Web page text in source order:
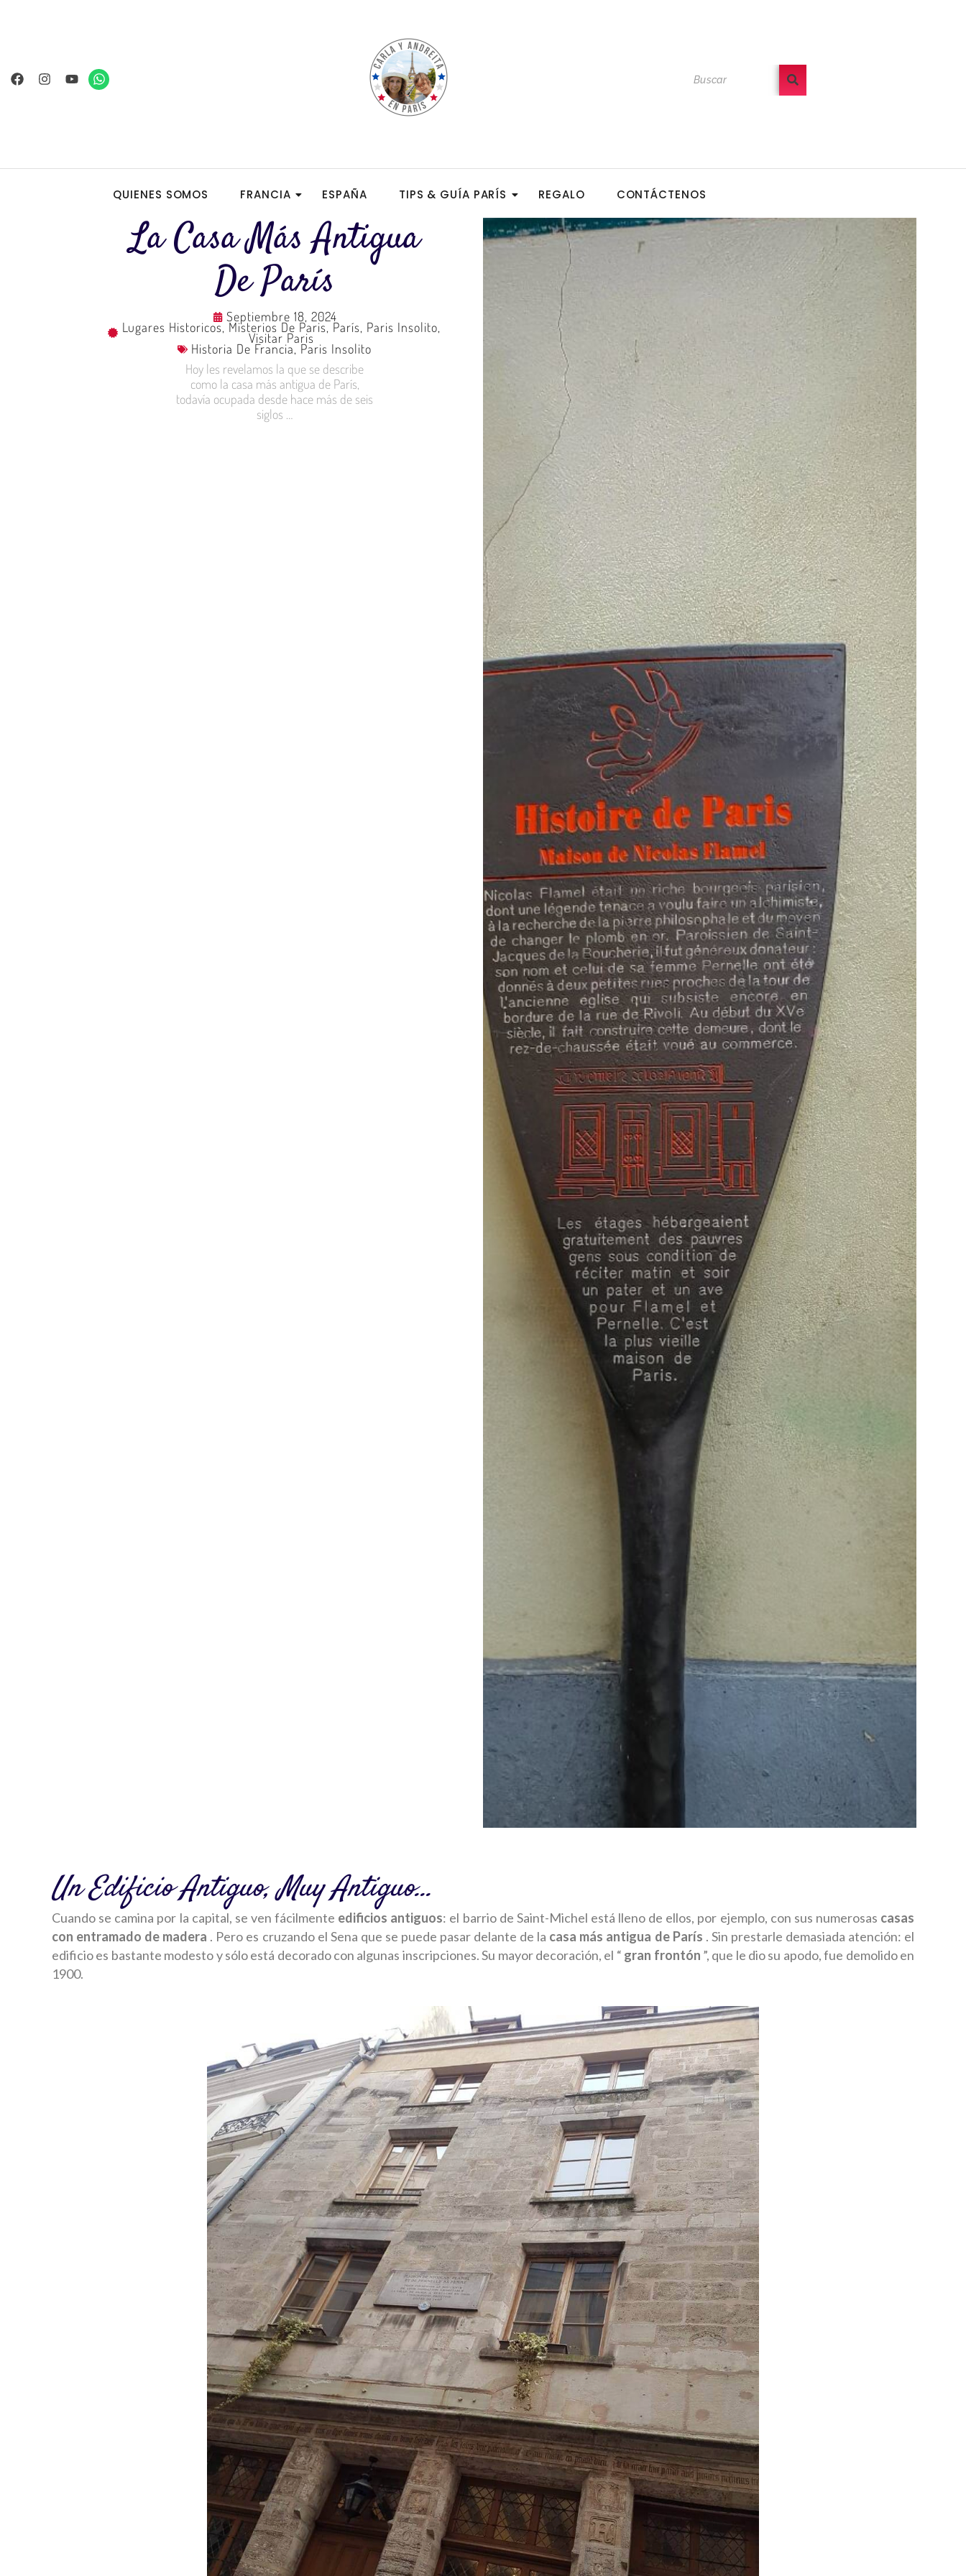
FacebookInstagram
YoutubeWhatsapp
QUIENES SOMOS FRANCIA ESPAÑA TIPS & GUÍA PARÍS REGALO CONTÁCTENOS
La Casa Más Antigua
De París
Septiembre 18, 2024
Lugares Historicos, Misterios De Paris, París, Paris Insolito,
Visitar Paris
Historia De Francia, Paris Insolito
Hoy les revelamos la que se describe
como la casa más antigua de París,
todavía ocupada desde hace más de seis
siglos …
Un Edificio Antiguo, Muy Antiguo…
Cuando se camina por la capital, se ven fácilmente edificios antiguos: el barrio de Saint-Michel está lleno de ellos, por ejemplo, con sus numerosas casas
con entramado de madera . Pero es cruzando el Sena que se puede pasar delante de la casa más antigua de París . Sin prestarle demasiada atención: el
edificio es bastante modesto y sólo está decorado con algunas inscripciones. Su mayor decoración, el “ gran frontón ”, que le dio su apodo, fue demolido en
1900.